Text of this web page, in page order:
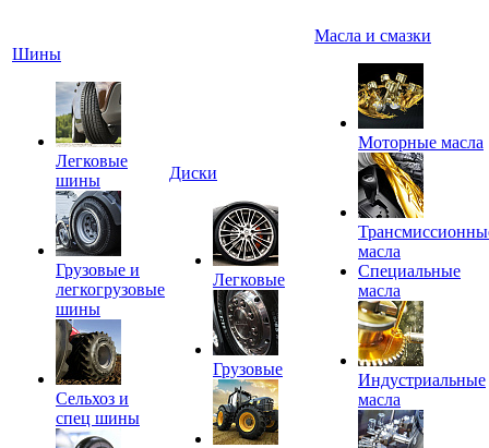
Шины
Легковые
шины
Грузовые и
легкогрузовые
шины
Сельхоз и
спец шины
Диски
Легковые
Грузовые
Масла и смазки
Моторные масла
масла
Специальные
масла
Индустриальные
масла